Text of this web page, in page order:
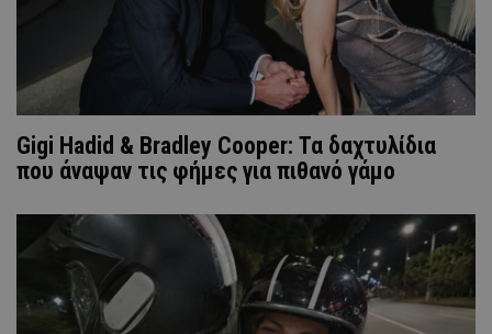
Gigi Hadid & Bradley Cooper: Τα δαχτυλίδια
που άναψαν τις φήμες για πιθανό γάμο